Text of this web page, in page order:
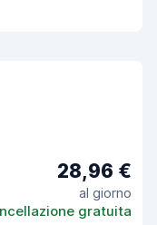
28,96 €
al giorno
gratuita